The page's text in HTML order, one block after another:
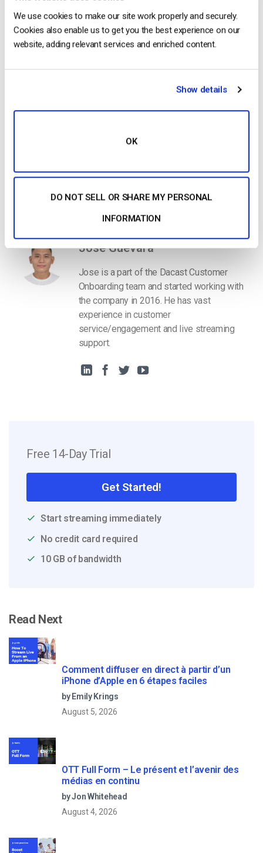
We use cookies to make our site work properly and securely.
Cookies also enable us to get you the best experience on our
website, adding relevant services and enriched content.
Show details
OK
DO NOT SELL OR SHARE MY PERSONAL
INFORMATION
7d25-8a2a669c2278″ class=”dacast-
video”></script>
Si vous avez des questions sur l’intégration de vidéos
réactives ou si vous avez besoin d’aide avec cette
? Inscrivez-vous dès aujourd’hui pour commencer.
Commencer Gratuitement
Jose Guevara
Jose is a part of the Dacast Customer
Onboarding team and started working with
the company in 2016. He has vast
experience in customer
service/engagement and live streaming
support.
Free 14-Day Trial
Get Started!
Start streaming immediately
No credit card required
10 GB of bandwidth
Read Next
Comment diffuser en direct à partir d’un
iPhone d’Apple en 6 étapes faciles
by Emily Krings
August 5, 2026
OTT Full Form – Le présent et l’avenir des
médias en continu
by Jon Whitehead
August 4, 2026